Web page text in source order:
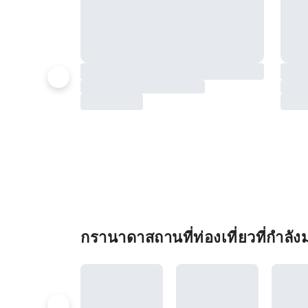
กรานาดาสถานที่ท่องเที่ยวที่กำลัง